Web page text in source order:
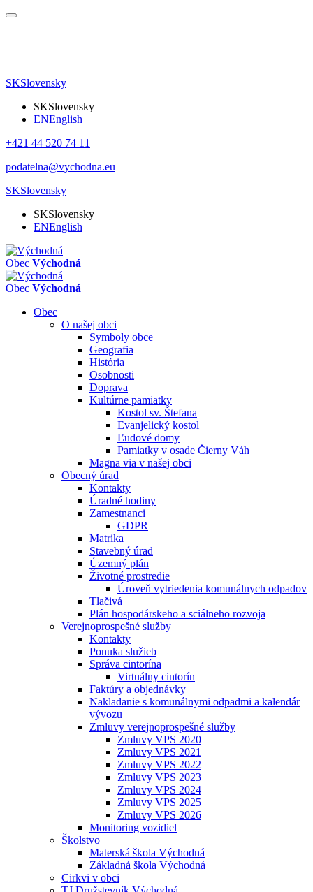
SKSlovensky
SKSlovensky
ENEnglish
+421 44 520 74 11
podatelna@vychodna.eu
SKSlovensky
SKSlovensky
ENEnglish
Obec Východná
Obec Východná
Obec
O našej obci
Symboly obce
Geografia
História
Osobnosti
Doprava
Kultúrne pamiatky
Kostol sv. Štefana
Evanjelický kostol
Ľudové domy
Pamiatky v osade Čierny Váh
Magna via v našej obci
Obecný úrad
Kontakty
Úradné hodiny
Zamestnanci
GDPR
Matrika
Stavebný úrad
Územný plán
Životné prostredie
Úroveň vytriedenia komunálnych odpadov
Tlačivá
Plán hospodárskeho a sciálneho rozvoja
Verejnoprospešné služby
Kontakty
Ponuka služieb
Správa cintorína
Virtuálny cintorín
Faktúry a objednávky
Nakladanie s komunálnymi odpadmi a kalendár
vývozu
Zmluvy verejnoprospešné služby
Zmluvy VPS 2020
Zmluvy VPS 2021
Zmluvy VPS 2022
Zmluvy VPS 2023
Zmluvy VPS 2024
Zmluvy VPS 2025
Zmluvy VPS 2026
Monitoring vozidiel
Školstvo
Materská škola Východná
Základná škola Východná
Cirkvi v obci